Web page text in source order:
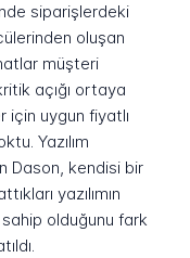
siparişlerdeki
oluşan
müşteri
açığı ortaya
için uygun fiyatlı
Yazılım
Dason, kendisi bir
yazılımın
olduğunu fark